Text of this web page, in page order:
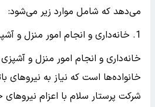
می‌دهد که شامل موارد زیر می‌شود:
1. خانه‌داری و انجام امور منزل و آشپزی
خانه‌داری و انجام امور منزل و
خانواده‌ها است که نیاز به نیروهای
شرکت پرستار سلام با اعزام نیروهای